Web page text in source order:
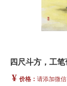
四尺斗方，工
¥ 价格： 请添加微